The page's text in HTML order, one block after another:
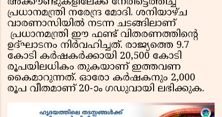
പ്രധാനമന്ത്രി നരേന്ദ്ര മോദി. ശനിയാഴ്ച
വാരണാസിയിൽ നടന്ന ചടങ്ങിലാണ്
പ്രധാനമന്ത്രി ഈ ഫണ്ട് വിതരണത്തിൻ്റെ
ഉദ്ഘാടനം നിർവഹിച്ചത്. രാജ്യത്തെ 9.7
കോടി കർഷകർക്കായി 20,500 കോടി
രൂപയിലധികം തുകയാണ് ഇത്തവണ
കൈമാറുന്നത്. ഓരോ കർഷകനും 2,000
രൂപ വീതമാണ് 20-ാം ഗഡുവായി ലഭിക്കുക.